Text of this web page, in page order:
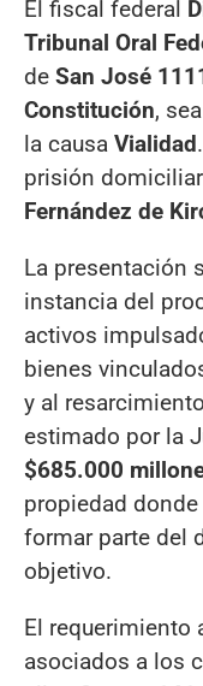
El fiscal federal
Tribunal Oral
de San José
Constitución,
la causa Vialidad
prisión
Fernández de
La presentación
instancia del
activos
bienes
y al
estimado por la
$685.000
propiedad
formar parte del
objetivo.
El requerimiento
asociados a los